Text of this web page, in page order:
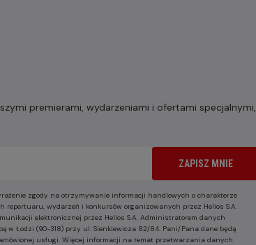
premierami, wydarzeniami i ofertami specjalnymi,
ZAPISZ MNIE
zgody na otrzymywanie informacji handlowych o charakterze
repertuaru, wydarzeń i konkursów organizowanych przez Helios S.A.
elektronicznej przez Helios S.A. Administratorem danych
w Łodzi (90-318) przy ul. Sienkiewicza 82/84. Pani/Pana dane będą
usługi. Więcej informacji na temat przetwarzania danych